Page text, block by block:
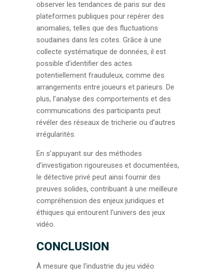
observer les tendances de paris sur des
plateformes publiques pour repérer des
anomalies, telles que des fluctuations
soudaines dans les cotes. Grâce à une
collecte systématique de données, il est
possible d’identifier des actes
potentiellement frauduleux, comme des
arrangements entre joueurs et parieurs. De
plus, l’analyse des comportements et des
communications des participants peut
révéler des réseaux de tricherie ou d’autres
irrégularités.
En s’appuyant sur des méthodes
d’investigation rigoureuses et documentées,
le détective privé peut ainsi fournir des
preuves solides, contribuant à une meilleure
compréhension des enjeux juridiques et
éthiques qui entourent l’univers des jeux
vidéo.
CONCLUSION
À mesure que l’industrie du jeu vidéo